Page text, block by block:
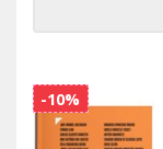
-10%